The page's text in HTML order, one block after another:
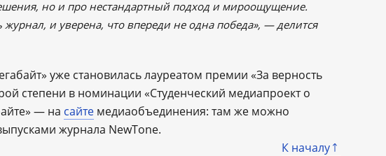
но и про нестандартный подход и мироощущение.
и уверена, что впереди не одна победа», — делится
уже становилась лауреатом премии «За верность
степени в номинации «Студенческий медиапроект о
— на сайте медиаобъединения: там же можно
журнала NewTone.
К началу